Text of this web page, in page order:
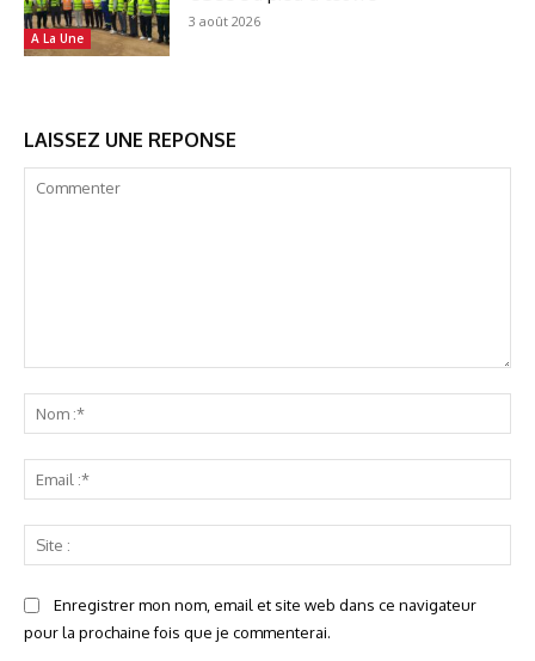
A La Une
3 août 2026
LAISSEZ UNE REPONSE
:*
:*
:
Enregistrer mon nom, email et site web dans ce navigateur
pour la prochaine fois que je commenterai.